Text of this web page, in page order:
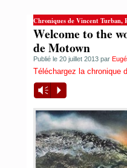
Chroniques de Vincent Turban,
Welcome to the
de Motown
Publié le 20 juillet 2013 par
Téléchargez la chronique
Vm P